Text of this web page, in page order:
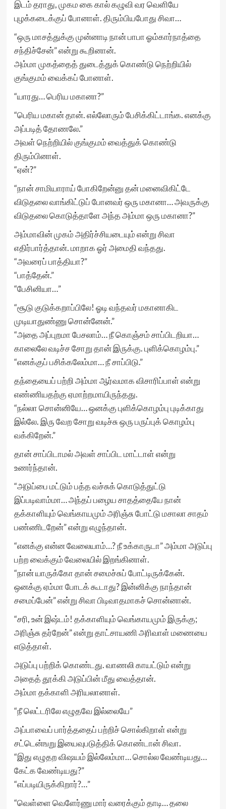
இடம் தராது, முகம கை கால் கழுவி வர வெளியே
புழக்கடைக்குப் போனாள். திரும்பியபோது சிவா…
“ஒரு மாசத்துக்கு முன்னாடி நான் பாபா ஓம்கார்நாத்தை
சந்திச்சேன்” என்று கூறினான்.
அம்மா முகத்தைத் துடைத்துக் கொண்டு நெற்றியில்
குங்குமம் வைக்கப் போனாள்.
“யாரது… பெரிய மகானா?”
“பெரிய மகான் தான். எல்லோரும் பேசிக்கிட்டாங்க. எனக்கு
அப்படித் தோணலே.”
அவள் நெற்றியில் குங்குமம் வைத்துக் கொண்டு
திரும்பினாள்.
“ஏன்?”
“நான் சாமியாராய் போகிறேன்னு தன் மனைவிகிட்டே
விடுதலை வாங்கிட்டுப் போனவர் ஒரு மகானா… அவருக்கு
விடுதலை கொடுத்தாளே அந்த அம்மா ஒரு மகானா?”
அம்மாவின் முகம் அதிர்ச்சியடையும் என்று சிவா
எதிர்பார்த்தான். மாறாக ஓர் அமைதி வந்தது.
“அவரைப் பாத்தியா?”
“பாத்தேன்.”
“பேசினியா…”
“சூடு குடுக்கறாப்பிலே! ஓடி வந்தவர் மகானாகிட
முடியாதுண்ணு சொன்னேன்.”
“அதை அப்புறமா பேசலாம்… நீ கொஞ்சம் சாப்பிடறியா…
காலைலே வடிச்ச சோறு தான் இருக்கு. புளிக்கொழம்பு.”
“எனக்குப் பசிக்கலேம்மா… நீ சாப்பிடு.”
தந்தையைப் பற்றி அம்மா ஆர்வமாக விசாரிப்பாள் என்று
எண்ணியதற்கு ஏமாற்றமாயிருந்தது.
“நல்லா சொன்னியே… ஒனக்கு புளிக்கொழம்பு புடிக்காது
இல்லே. இரு வேற சோறு வடிச்சு ஒரு பருப்புக் கொழம்பு
வக்கிறேன்.”
தான் சாப்பிடாமல் அவள் சாப்பிட மாட்டாள் என்று
உணர்ந்தான்.
“அடுப்பை மட்டும் பத்த வச்சுக் கொடுத்துட்டு
இப்படிவாம்மா… அந்தப் பழைய சாதத்தையே நான்
தக்காளியும் வெங்காயமும் அரிஞ்சு போட்டு மசாலா சாதம்
பண்ணிடறேன்” என்று எழுந்தான்.
“எனக்கு என்ன வேலையாம்…? நீ உக்காருடா” அம்மா அடுப்பு
பற்ற வைக்கும் வேலையில் இறங்கினாள்.
“நான் யாருக்கோ தான் சமைச்சுப் போட்டிருக்கேன்.
ஒனக்கு ஏம்மா போடக் கூடாது? இன்னிக்கு நாந்தான்
சமைப்பேன்” என்று சிவா பிடிவாதமாகச் சொன்னான்.
“சரி, உன் இஷ்டம்! தக்காளியும் வெங்காயமும் இருக்கு;
அரிஞ்சு தர்றேன்” என்று தாட்சாயணி அரிவாள் மணையை
எடுத்தாள்.
அடுப்பு பற்றிக் கொண்டது. வாணலி காயட்டும் என்று
அதைத் தூக்கி அடுப்பின் மீது வைத்தான்.
அம்மா தக்காளி அரியலானாள்.
“நீ லெட்டரிலே எழுதவே இல்லையே”
அப்பாவைப் பார்த்ததைப் பற்றிச் சொல்கிறாள் என்று
சட்டென்ஙறு இயைவுபடுத்திக் கொண்டான் சிவா.
“இது எழுதற விஷயம் இல்லேம்மா… சொல்ல வேண்டியது…
கேட்க வேண்டியது?”
“எப்படியிருக்கிறார்?…”
“வெள்ளை வெளேர்ணு மார் வரைக்கும் தாடி… தலை